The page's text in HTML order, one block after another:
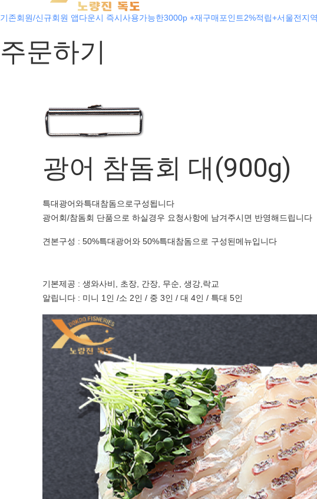
기존회원/신규회원 앱다운시 즉시사용가능한3000p +재구매포인트2%적립+서울전지
주문하기
광어 참돔회 대(900g)
특대광어와특대참돔으로구성됩니다
광어회/참돔회 단품으로 하실경우 요청사항에 남겨주시면 반영해드립니다
견본구성 : 50%특대광어와 50%특대참돔으로 구성된메뉴입니다
기본제공 : 생와사비, 초장, 간장, 무순, 생강,락교
알립니다 : 미니 1인 /소 2인 / 중 3인 / 대 4인 / 특대 5인